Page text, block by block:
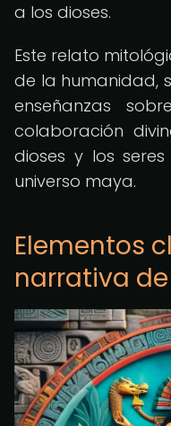
a los dioses.
Este relato
de la humanidad,
enseñanzas
colaboración
dioses y los
universo maya.
Elementos
narrativa